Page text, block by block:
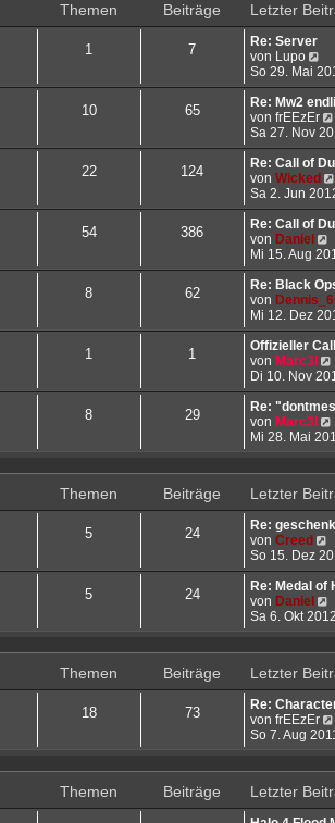
i
Themen Beiträge
Letzter
1 7
Re: Server
von Lupo
e
u
e
s
t
e
r
B
e
i
t
r
a
g
So 29. Mai
10 65
Re: Mw2
von frEEzEr
Sa 27. Nov
22 124
Re: Call of
von Wicked
Sa 2. Jun
54 386
Re: Call of
von Daniel
e
t
r
B
e
i
t
r
Mi 15. Aug
8 62
Re: Black
von
Mi 12. Dez
1 1
Offizieller
von Marc3l
t
Di 10. Nov
8 29
Re:
von Marc3l
Mi 28. Mai
Themen Beiträge
Letzter
5 24
Re:
von Creed
t
i
t
r
So 15. Dez
5 24
Re: Medal
von Daniel
e
t
r
B
i
t
Sa 6. Okt
Themen Beiträge
Letzter
18 73
Re:
von frEEzEr
So 7. Aug
Themen Beiträge
Letzter